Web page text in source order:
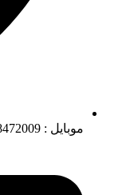
موبایل : 09128472009